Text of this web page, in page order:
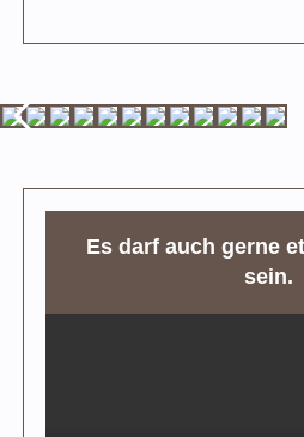
Es darf auch gerne
sein.